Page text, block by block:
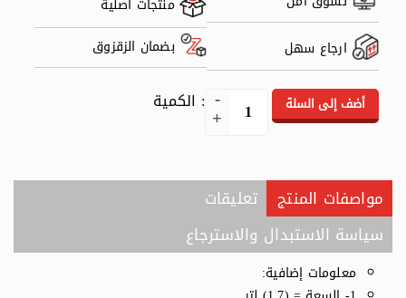
ارجاع سهل
بضمان الزقزوق
: الكمية أضف إلى السلة
مواصفات المنتج
تعليقات
سياسة الاستبدال والاسترجاع
معلومات إضافية: